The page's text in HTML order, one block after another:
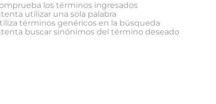
los términos ingresados
utilizar una sola palabra
términos genéricos en la búsqueda
buscar sinónimos del término deseado